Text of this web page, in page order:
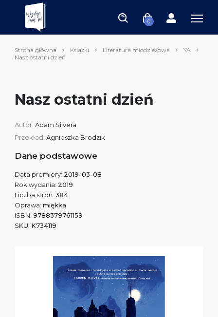
0
Strona główna Książki Literatura młodzieżowa
YA
Nasz ostatni dzień
Nasz ostatni dzień
Autor: Adam Silvera
Przekład: Agnieszka Brodzik
Dane podstawowe
Data premiery: 2019-03-08
Rok wydania: 2019
Liczba stron: 384
Oprawa: miękka
ISBN: 9788379761159
SKU: K734119